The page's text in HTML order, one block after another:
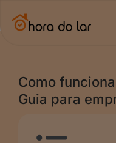
Como
Guia para